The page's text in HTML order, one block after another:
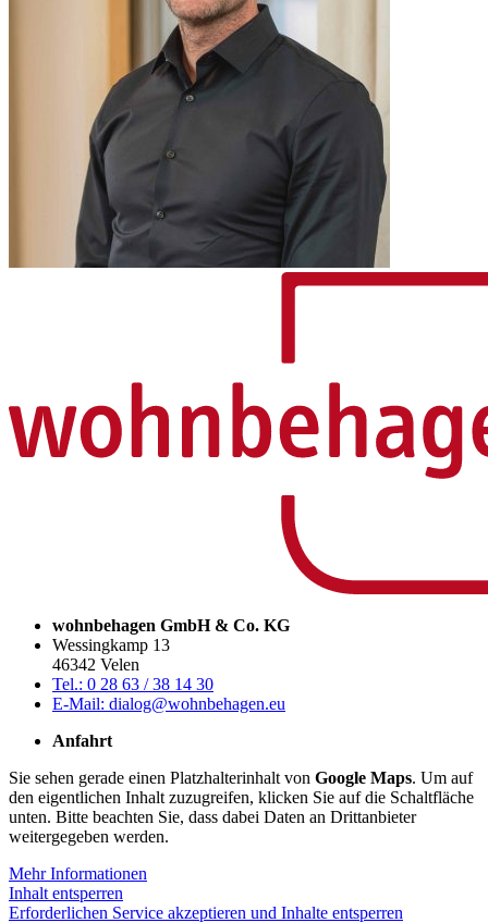
wohnbehagen GmbH & Co. KG
Wessingkamp 13
46342 Velen
Tel.: 0 28 63 / 38 14 30
E-Mail: dialog@wohnbehagen.eu
Anfahrt
Sie sehen gerade einen Platzhalterinhalt von Google Maps. Um auf
den eigentlichen Inhalt zuzugreifen, klicken Sie auf die Schaltfläche
unten. Bitte beachten Sie, dass dabei Daten an Drittanbieter
weitergegeben werden.
Mehr Informationen
Inhalt entsperren
Erforderlichen Service akzeptieren und Inhalte entsperren